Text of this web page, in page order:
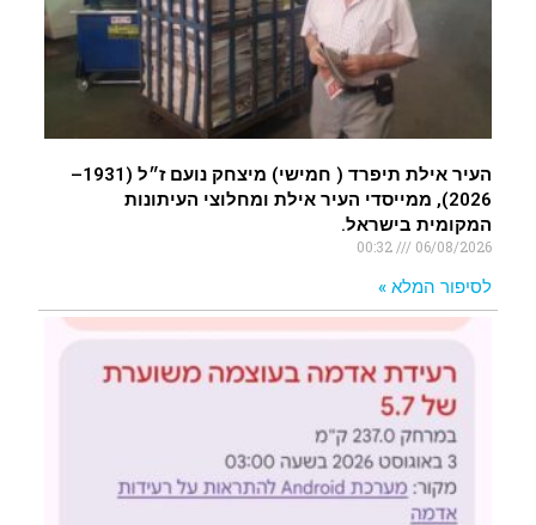
העיר אילת תיפרד ( חמישי) מיצחק נועם ז״ל (1931–
2026), ממייסדי העיר אילת ומחלוצי העיתונות
המקומית בישראל.
06/08/2026
00:32
לסיפור המלא »